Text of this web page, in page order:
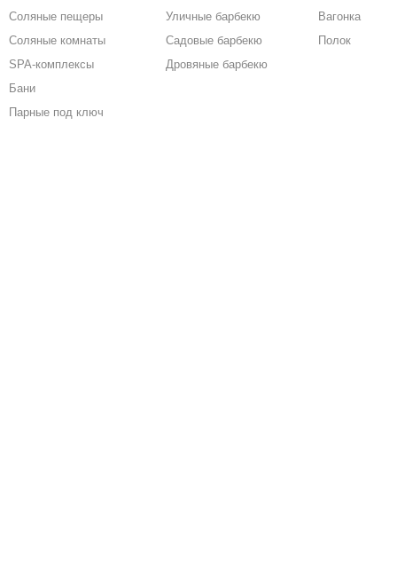
Соляные пещеры
Соляные комнаты
SPA-комплексы
Бани
Парные под ключ
Уличные барбекю
Садовые барбекю
Дровяные барбекю
Вагонка
Полок